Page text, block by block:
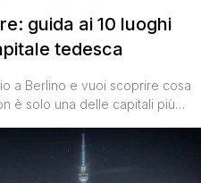
guida ai 10 luoghi
tedesca
a Berlino e vuoi scoprire cosa
è solo una delle capitali più
di questa città racconta una
del XX secolo alla sua rinascita